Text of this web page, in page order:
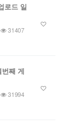
로드 일
31407
째 게
31994